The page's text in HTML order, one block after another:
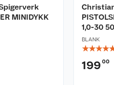
MINIDYKK
1,0-30
BLANK
☆☆☆☆
199 00